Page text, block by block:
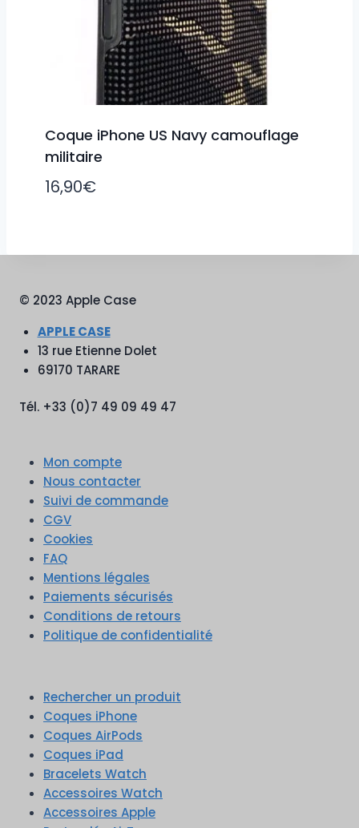
Coque iPhone US Navy camouflage
militaire
16,90€
© 2023 Apple Case
APPLE CASE
13 rue Etienne Dolet
69170 TARARE
Tél. +33 (0)7 49 09 49 47
Mon compte
Nous contacter
Suivi de commande
CGV
Cookies
FAQ
Mentions légales
Paiements sécurisés
Conditions de retours
Politique de confidentialité
Rechercher un produit
Coques iPhone
Coques AirPods
Coques iPad
Bracelets Watch
Accessoires Watch
Accessoires Apple